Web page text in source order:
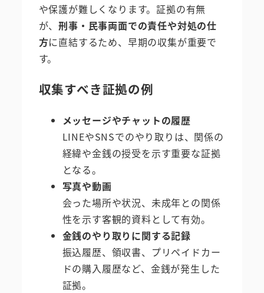
や保護が難しくなります。証拠の有無
が、刑事・民事両面での責任や対処の仕
方に直結するため、早期の収集が重要で
す。
収集すべき証拠の例
メッセージやチャットの履歴
LINEやSNSでのやり取りは、関係の
経緯や金銭の授受を示す重要な証拠
となる。
写真や動画
会った場所や状況、未成年との関係
性を示す客観的資料として有効。
金銭のやり取りに関する記録
振込履歴、領収書、プリペイドカー
ドの購入履歴など、金銭が発生した
証拠。